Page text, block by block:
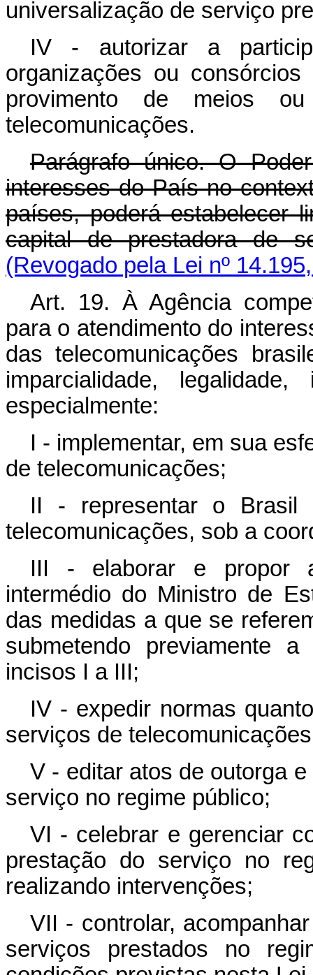
universalização de serviço
IV - autorizar a
organizações ou
provimento de meios
telecomunicações.
Parágrafo único. O
interesses do País no
países, poderá estabelecer
capital de prestadora de
(Revogado pela Lei nº
Art. 19. À Agência
para o atendimento do
das telecomunicações
imparcialidade,
especialmente:
I - implementar, em sua
de telecomunicações;
II - representar o Brasil
telecomunicações, sob a
III - elaborar e propor
intermédio do Ministro de
das medidas a que se
submetendo previamente
incisos I a III;
IV - expedir normas
serviços de
V - editar atos de outorga
serviço no regime público;
VI - celebrar e gerenciar
prestação do serviço no
realizando intervenções;
VII - controlar,
serviços prestados no